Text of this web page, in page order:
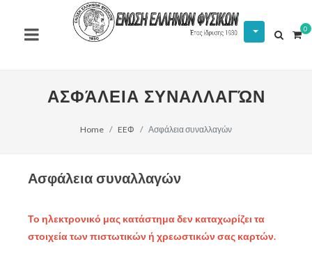
0
ΑΣΦΆΛΕΙΑ ΣΥΝΑΛΛΑΓΏΝ
Home EEΦ Ασφάλεια συναλλαγών
Ασφάλεια συναλλαγών
Το ηλεκτρονικό μας κατάστημα δεν καταχωρίζει τα
στοιχεία των πιστωτικών ή χρεωστικών σας καρτών.